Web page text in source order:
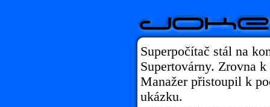
Superpočítač stál na
Supertovárny. Zrovna
Manažer přistoupil k
ukázku.